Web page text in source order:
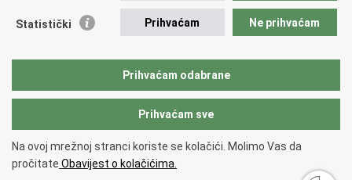
Zaklada policijske solidarnosti
Udruge
Copyright © 2026 Ministarstvo unutarnjih poslova Republike Hrvatske.
Uvjeti korištenja.Izjava o pristupačnosti
Statistički Prihvaćam Ne prihvaćam
Prihvaćam odabrane
Prihvaćam sve
Na ovoj mrežnoj stranci koriste se kolačići. Molimo Vas da
pročitate Obavijest o kolačićima.